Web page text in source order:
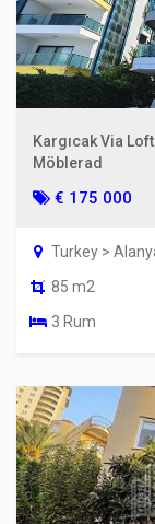
Kargıcak Via
Möblerad
€ 175 000
Turkey >
85 m2
3 Rum